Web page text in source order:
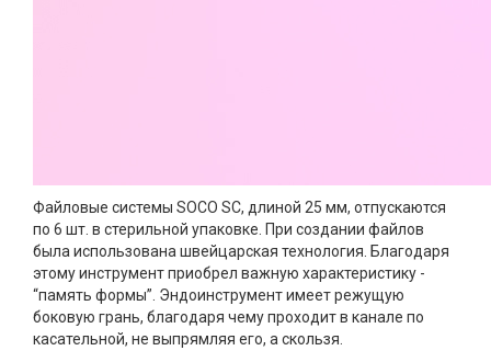
Файловые системы SOCO SC, длиной 25 мм, отпускаются
по 6 шт. в стерильной упаковке. При создании файлов
была использована швейцарская технология. Благодаря
этому инструмент приобрел важную характеристику -
“память формы”. Эндоинструмент имеет режущую
боковую грань, благодаря чему проходит в канале по
касательной, не выпрямляя его, а скользя.